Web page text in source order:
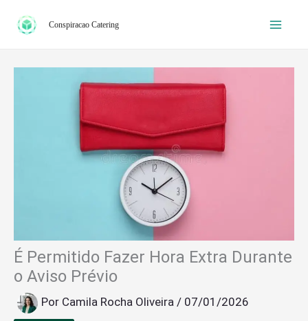
para
conteúdo
Conspiracao Catering
É Permitido Fazer Hora Extra Durante
o Aviso Prévio
Por Camila Rocha Oliveira / 07/01/2026